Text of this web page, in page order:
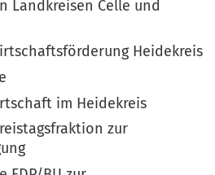
Landkreisen Celle und
Heidekreis
im Heidekreis
zur